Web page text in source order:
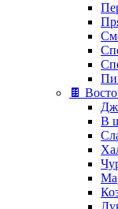
🍫
В